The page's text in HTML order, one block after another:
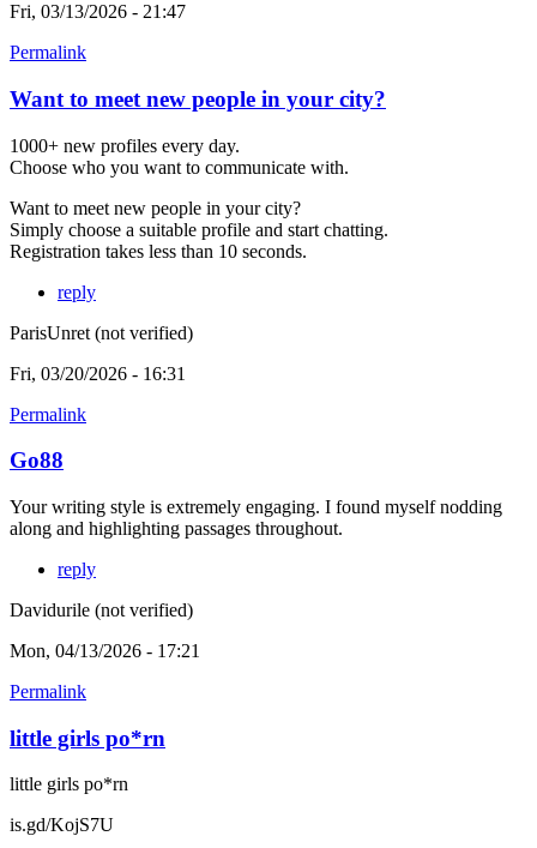
Fri, 03/13/2026 - 21:47
Permalink
Want to meet new people in your city?
1000+ new profiles every day.
Choose who you want to communicate with.
Want to meet new people in your city?
Simply choose a suitable profile and start chatting.
Registration takes less than 10 seconds.
reply
ParisUnret (not verified)
Fri, 03/20/2026 - 16:31
Permalink
Go88
Your writing style is extremely engaging. I found myself nodding
along and highlighting passages throughout.
reply
Davidurile (not verified)
Mon, 04/13/2026 - 17:21
Permalink
little girls po*rn
little girls po*rn
is.gd/KojS7U